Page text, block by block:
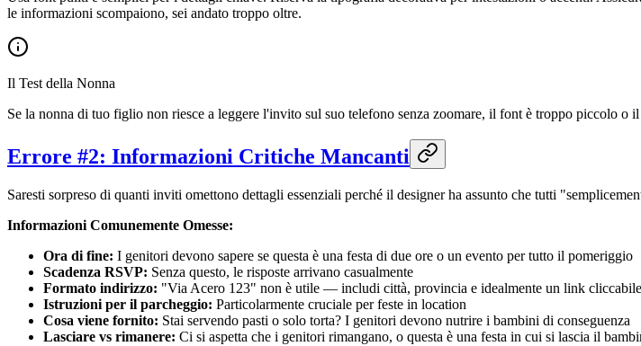
le informazioni scompaiono, sei andato troppo oltre.
Il Test della Nonna
Se la nonna di tuo figlio non riesce a leggere l'invito sul suo telefono senza zoomare, il font è troppo piccolo o
Errore #2: Informazioni Critiche Mancanti
Saresti sorpreso di quanti inviti omettono dettagli essenziali perché il designer ha assunto che tutti
Informazioni Comunemente Omesse:
Ora di fine: I genitori devono sapere se questa è una festa di due ore o un evento per tutto il pomeriggio
Scadenza RSVP: Senza questo, le risposte arrivano casualmente
Formato indirizzo: "Via Acero 123" non è utile — includi città, provincia e idealmente un link
Istruzioni per il parcheggio: Particolarmente cruciale per feste in location
Cosa viene fornito: Stai servendo pasti o solo torta? I genitori devono nutrire i bambini di conseguenza
Lasciare vs rimanere: Ci si aspetta che i genitori rimangano, o questa è una festa in cui si lascia il